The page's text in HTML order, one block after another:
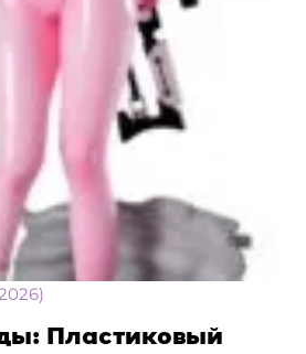
Пластиковый